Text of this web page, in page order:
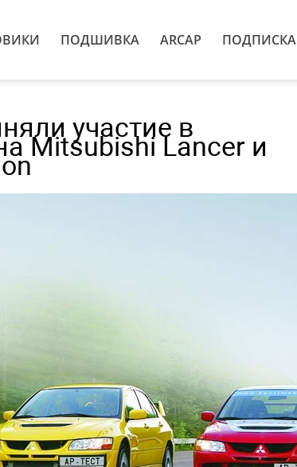
ПОДШИВКА ARCAP ПОДПИСКА
участие в
Mitsubishi Lancer и